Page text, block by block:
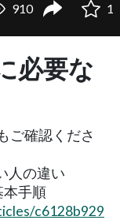
910 1
必要な
ご確認くださ
人の違い
本手順
c6128b929